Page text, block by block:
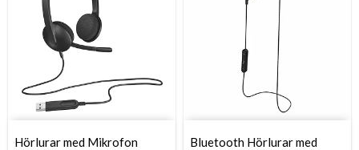
Hörlurar med Mikrofon
Bluetooth Hörlurar med